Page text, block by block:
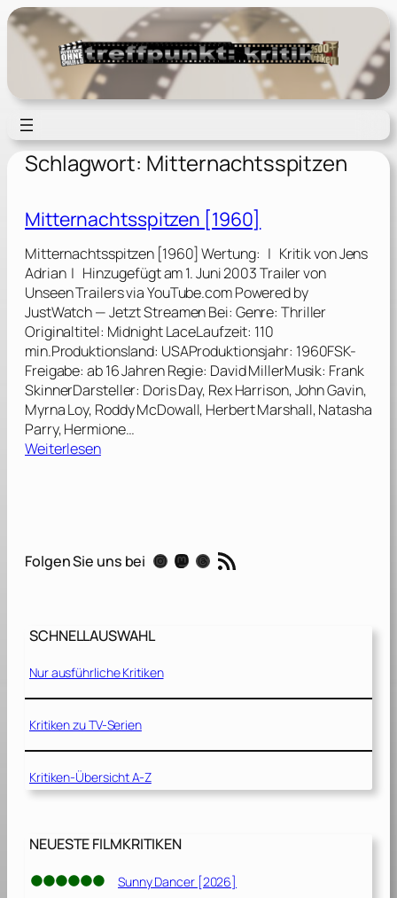
Zum
Inhalt
springen
Schlagwort: Mitternachtsspitzen
Mitternachtsspitzen [1960]
Mitternachtsspitzen [1960] Wertung: | Kritik von Jens
Adrian | Hinzugefügt am 1. Juni 2003 Trailer von
Unseen Trailers via YouTube.com Powered by
JustWatch — Jetzt Streamen Bei: Genre: Thriller
Originaltitel: Midnight LaceLaufzeit: 110
min.Produktionsland: USAProduktionsjahr: 1960FSK-
Freigabe: ab 16 Jahren Regie: David MillerMusik: Frank
SkinnerDarsteller: Doris Day, Rex Harrison, John Gavin,
Myrna Loy, Roddy McDowall, Herbert Marshall, Natasha
Parry, Hermione…
Weiterlesen:
r
h
s
s
p
z
e
[
9
Folgen Sie uns bei Instagram Mastodon Threads RSS-Feed
SCHNELLAUSWAHL
Nur ausführliche Kritiken
Kritiken zu TV-Serien
Kritiken-Übersicht A-Z
NEUESTE FILMKRITIKEN
Sunny Dancer [2026]